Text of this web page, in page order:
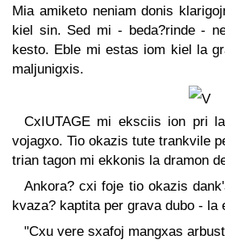
Mia amiketo neniam donis
kiel sin. Sed mi - beda?rinde -
kesto. Eble mi estas iom kiel la
maljunigxis.
CxIUTAGE mi eksciis ion pri
vojagxo. Tio okazis tute trankvile
trian tagon mi ekkonis la dramon
Ankora? cxi foje tio okazis
kvaza? kaptita per grava dubo - la
"Cxu vere sxafoj mangxas